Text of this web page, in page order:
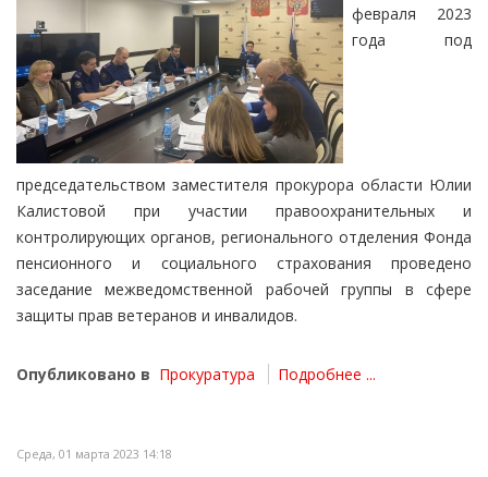
февраля 2023
года под
председательством заместителя прокурора области Юлии
Калистовой при участии правоохранительных и
контролирующих органов, регионального отделения Фонда
пенсионного и социального страхования проведено
заседание межведомственной рабочей группы в сфере
защиты прав ветеранов и инвалидов.
Опубликовано в Прокуратура Подробнее ...
Среда, 01 марта 2023 14:18